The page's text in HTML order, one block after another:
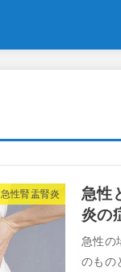
急性腎盂腎炎
急性
炎の
急性の
のもの